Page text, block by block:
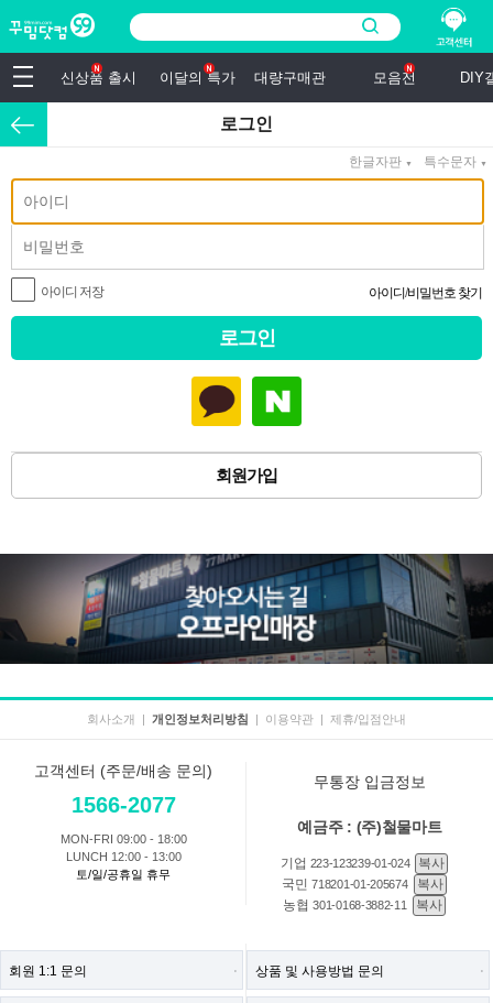
신상품 출시 이달의 특가 대량구매관 모음전 DIY
로그인
특수문자 ▼
한글자판 ▼
아이디 저장 아이디 /비밀번호 찾기
회원가입
회사소개 | 개인정보처리방침 | 이용약관 | 제휴/입점안내
고객센터 (주문/배송 문의)
1566-2077
MON-FRI 09:00 - 18:00
LUNCH 12:00 - 13:00
토/일/공휴일 휴무
무통장 입금정보
예금주 : (주)철물마트
기업 223-123239-01-024
복사
국민718201-01-205674
복사
농협301-0168-3882-11 복사
회원 1:1 문의 상품 및 사용방법 문의